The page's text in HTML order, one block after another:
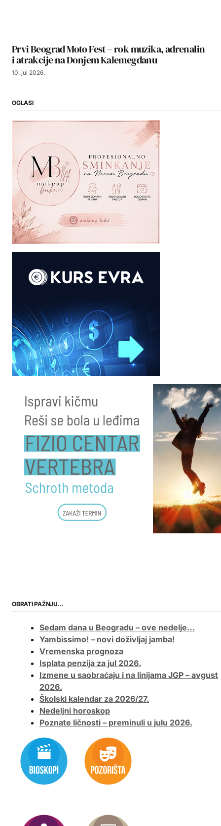
Prvi Beograd Moto Fest – rok muzika, adrenalin
i atrakcije na Donjem Kalemegdanu
10. jul 2026.
OGLASI
OBRATI PAŽNJU…
Sedam dana u Beogradu – ove nedelje…
Yambissimo! – novi doživljaj jamba!
Vremenska prognoza
Isplata penzija za jul 2026.
Izmene u saobraćaju i na linijama JGP – avgust
2026.
Školski kalendar za 2026/27.
Nedeljni horoskop
Poznate ličnosti – preminuli u julu 2026.